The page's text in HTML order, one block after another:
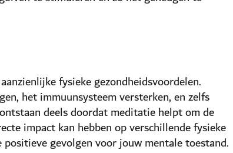
fysieke gezondheidsvoordelen.
het immuunsysteem versterken, en zelfs
deels doordat meditatie helpt om de
impact kan hebben op verschillende fysieke
gevolgen voor jouw mentale toestand.